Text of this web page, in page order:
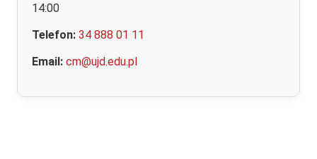
14:00
Telefon: 34 888 01 11
Email: cm@ujd.edu.pl